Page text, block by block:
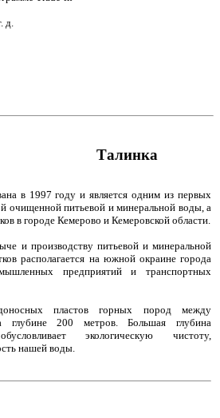
д.
Талинка
в 1997 году и является одним из первых
очищенной питьевой и минеральной воды, а
в городе Кемерово и Кемеровской области.
и производству питьевой и минеральной
располагается на южной окраине города
предприятий и транспортных
пластов горных пород между
глубине 200 метров. Большая глубина
экологическую чистоту,
нашей воды.